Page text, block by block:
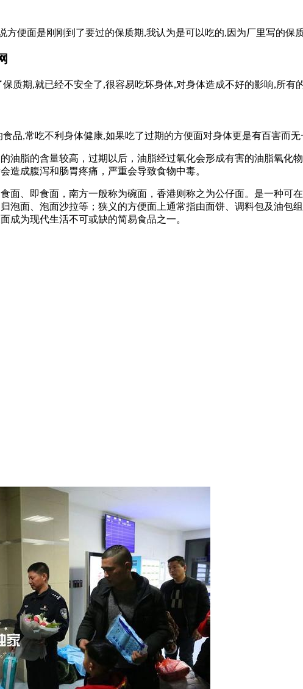
方便面是刚刚到了要过的保质期,我认为是可以吃的,因为厂里写的保
质期,就已经不安全了,很容易吃坏身体,对身体造成不好的影响,所有
品,常吃不利身体健康,如果吃了过期的方便面对身体更是有百害而无
油脂的含量较高，过期以后，油脂经过氧化会形成有害的油脂氧化
造成腹泻和肠胃疼痛，严重会导致食物中毒。
面、即食面，南方一般称为碗面，香港则称之为公仔面。是一种可
泡面、泡面沙拉等；狭义的方便面上通常指由面饼、调料包及油包
成为现代生活不可或缺的简易食品之一。